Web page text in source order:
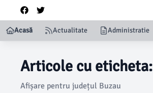
Acasă Actualitate Administratie
Articole cu eticheta:
Afișare pentru județul Buzau